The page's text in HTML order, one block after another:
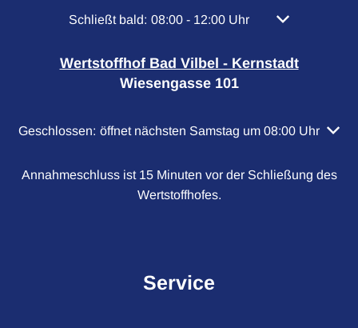
Klicken, um weitere Öffnungs- oder Schließzeiten
Schließt bald: 08:00 - 12:00 Uhr Von 08:00 bis
Wertstoffhof Bad Vilbel - Kernstadt
Wiesengasse 101
Klicken, um weitere Öffnungs- oder Schließzeiten
Geschlossen: öffnet nächsten Samstag um 08:00 Uhr
Annahmeschluss ist 15 Minuten vor der Schließung des
Wertstoffhofes.
Service